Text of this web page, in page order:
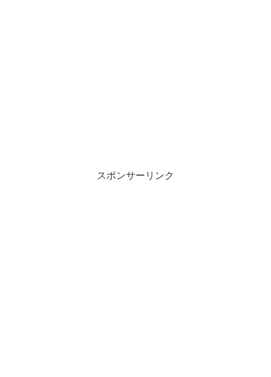
スポンサーリンク